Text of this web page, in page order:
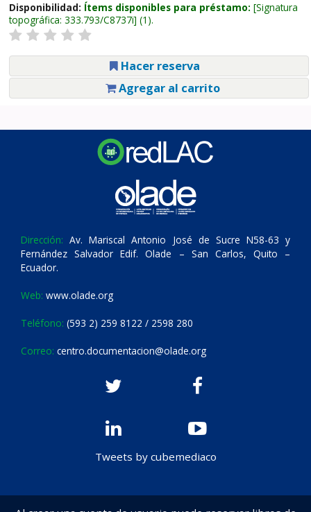
Disponibilidad: Ítems disponibles para préstamo: Signatura
topográfica: 333.793/C8737i (1).
Hacer reserva
Agregar al carrito
Dirección: Av. Mariscal Antonio José de Sucre N58-63 y
Fernández Salvador Edif. Olade – San Carlos, Quito –
Ecuador.
Web: www.olade.org
Teléfono: (593 2) 259 8122 / 2598 280
Correo: centro.documentacion@olade.org
Tweets by cubemediaco